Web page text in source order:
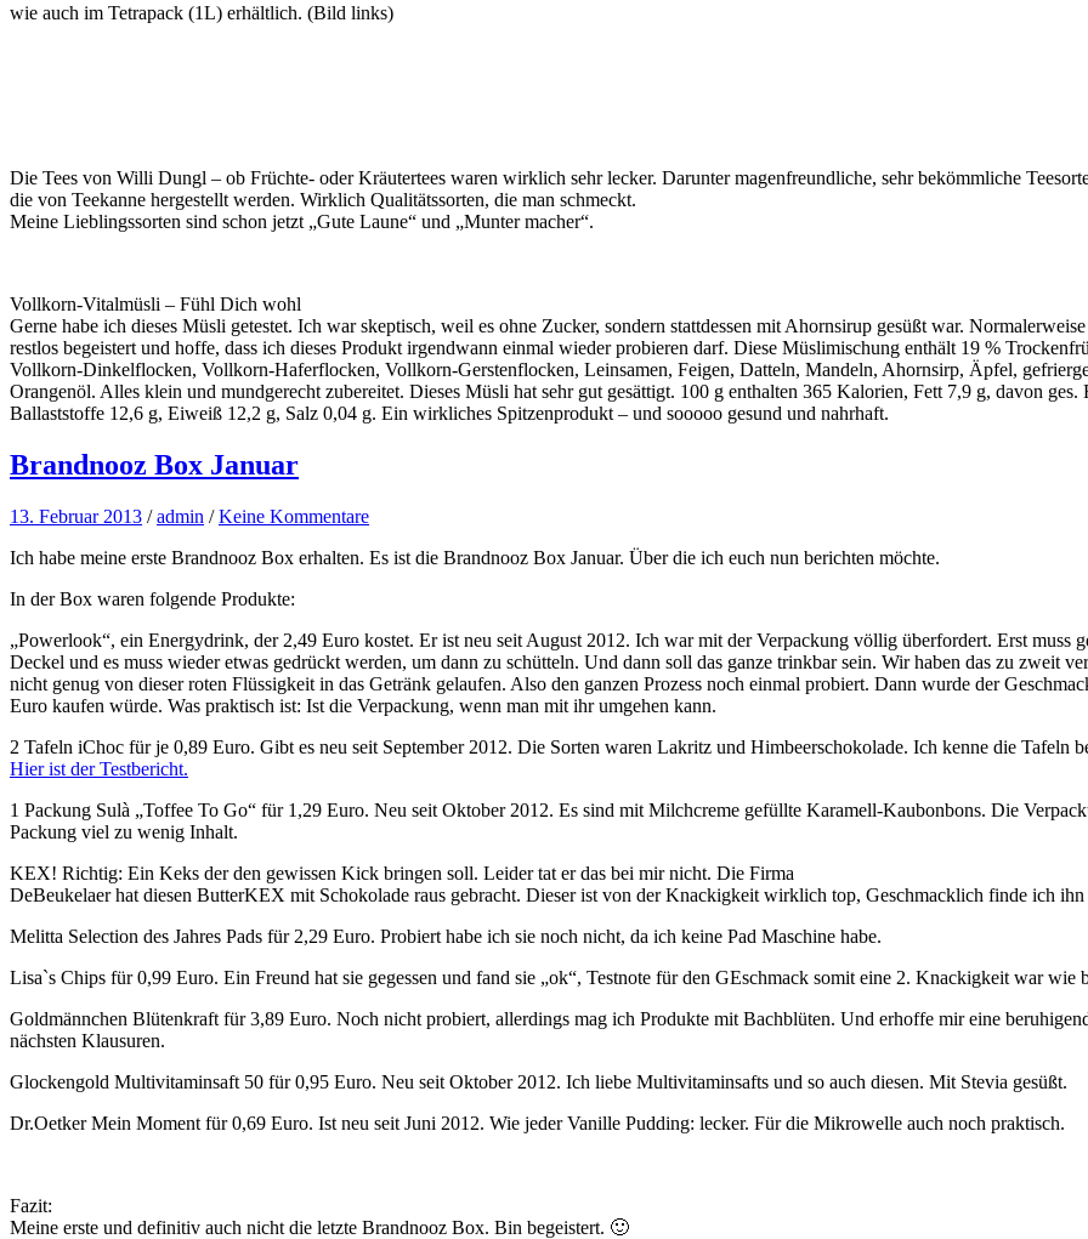
wie auch im Tetrapack (1L) erhältlich. (Bild links)
Die Tees von Willi Dungl – ob Früchte- oder Kräutertees waren wirklich sehr lecker. Darunter magenfreundliche, sehr bekömmliche
die von Teekanne hergestellt werden. Wirklich Qualitätssorten, die man schmeckt.
Meine Lieblingssorten sind schon jetzt „Gute Laune“ und „Munter macher“.
Vollkorn-Vitalmüsli – Fühl Dich wohl
Gerne habe ich dieses Müsli getestet. Ich war skeptisch, weil es ohne Zucker, sondern stattdessen mit Ahornsirup gesüßt war.
restlos begeistert und hoffe, dass ich dieses Produkt irgendwann einmal wieder probieren darf. Diese Müslimischung enthält 19 %
Vollkorn-Dinkelflocken, Vollkorn-Haferflocken, Vollkorn-Gerstenflocken, Leinsamen, Feigen, Datteln, Mandeln, Ahornsirp, Äpfel,
Orangenöl. Alles klein und mundgerecht zubereitet. Dieses Müsli hat sehr gut gesättigt. 100 g enthalten 365 Kalorien, Fett 7,9 g, davon
Ballaststoffe 12,6 g, Eiweiß 12,2 g, Salz 0,04 g. Ein wirkliches Spitzenprodukt – und sooooo gesund und nahrhaft.
Brandnooz Box Januar
13. Februar 2013 /admin /Keine Kommentare
Ich habe meine erste Brandnooz Box erhalten. Es ist die Brandnooz Box Januar. Über die ich euch nun berichten möchte.
In der Box waren folgende Produkte:
„Powerlook“, ein Energydrink, der 2,49 Euro kostet. Er ist neu seit August 2012. Ich war mit der Verpackung völlig überfordert. Erst muss
Deckel und es muss wieder etwas gedrückt werden, um dann zu schütteln. Und dann soll das ganze trinkbar sein. Wir haben das zu zweit
nicht genug von dieser roten Flüssigkeit in das Getränk gelaufen. Also den ganzen Prozess noch einmal probiert. Dann wurde der
Euro kaufen würde. Was praktisch ist: Ist die Verpackung, wenn man mit ihr umgehen kann.
2 Tafeln iChoc für je 0,89 Euro. Gibt es neu seit September 2012. Die Sorten waren Lakritz und Himbeerschokolade. Ich kenne die Tafeln
Hier ist der Testbericht.
1 Packung Sulà „Toffee To Go“ für 1,29 Euro. Neu seit Oktober 2012. Es sind mit Milchcreme gefüllte Karamell-Kaubonbons. Die
Packung viel zu wenig Inhalt.
KEX! Richtig: Ein Keks der den gewissen Kick bringen soll. Leider tat er das bei mir nicht. Die Firma
DeBeukelaer hat diesen ButterKEX mit Schokolade raus gebracht. Dieser ist von der Knackigkeit wirklich top, Geschmacklich finde ich
Melitta Selection des Jahres Pads für 2,29 Euro. Probiert habe ich sie noch nicht, da ich keine Pad Maschine habe.
Lisa`s Chips für 0,99 Euro. Ein Freund hat sie gegessen und fand sie „ok“, Testnote für den GEschmack somit eine 2. Knackigkeit war
Goldmännchen Blütenkraft für 3,89 Euro. Noch nicht probiert, allerdings mag ich Produkte mit Bachblüten. Und erhoffe mir eine
nächsten Klausuren.
Glockengold Multivitaminsaft 50 für 0,95 Euro. Neu seit Oktober 2012. Ich liebe Multivitaminsafts und so auch diesen. Mit Stevia gesüßt.
Dr.Oetker Mein Moment für 0,69 Euro. Ist neu seit Juni 2012. Wie jeder Vanille Pudding: lecker. Für die Mikrowelle auch noch praktisch.
Fazit:
Meine erste und definitiv auch nicht die letzte Brandnooz Box. Bin begeistert. 🙂